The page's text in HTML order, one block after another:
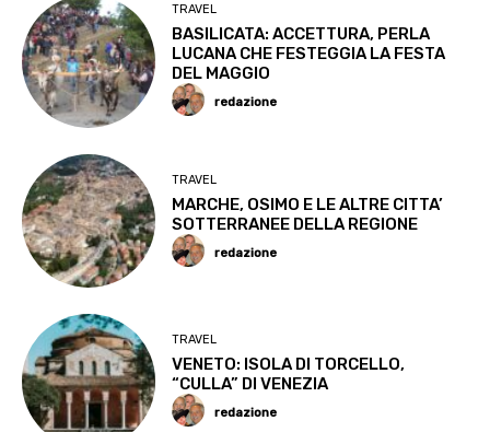
TRAVEL
BASILICATA: ACCETTURA, PERLA
LUCANA CHE FESTEGGIA LA FESTA
DEL MAGGIO
redazione
TRAVEL
MARCHE, OSIMO E LE ALTRE CITTA’
SOTTERRANEE DELLA REGIONE
redazione
TRAVEL
VENETO: ISOLA DI TORCELLO,
“CULLA” DI VENEZIA
redazione